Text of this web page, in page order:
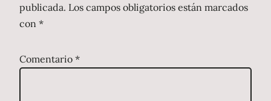
publicada. Los campos obligatorios están marcados
con *
Comentario *